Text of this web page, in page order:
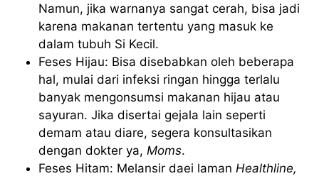
Namun, jika warnanya sangat cerah, bisa jadi
karena makanan tertentu yang masuk ke
dalam tubuh Si Kecil.
Feses Hijau: Bisa disebabkan oleh beberapa
hal, mulai dari infeksi ringan hingga terlalu
banyak mengonsumsi makanan hijau atau
sayuran. Jika disertai gejala lain seperti
demam atau diare, segera konsultasikan
dengan dokter ya, Moms.
Feses Hitam: Melansir daei laman Healthline,